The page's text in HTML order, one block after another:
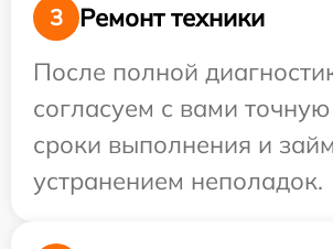
3
Ремонт техники
После полной
согласуем с вами
сроки выполнения и
устранением неполадок.